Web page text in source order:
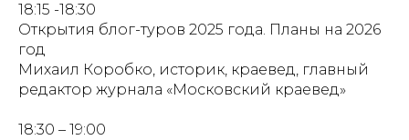
18:15 -18:30
Открытия блог-туров 2025 года. Планы на 2026
год
Михаил Коробко, историк, краевед, главный
редактор журнала «Московский краевед»
18:30 – 19:00